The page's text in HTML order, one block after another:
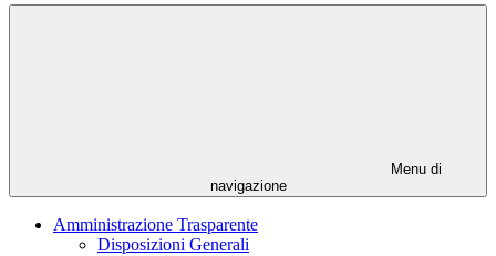
Menu di
navigazione
Amministrazione Trasparente
Disposizioni Generali